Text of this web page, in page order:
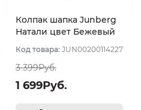
Колпак шапка Junberg
Натали цвет Бежевый
Код товара: JUN00200114227
3 399Руб.
1 699Руб.